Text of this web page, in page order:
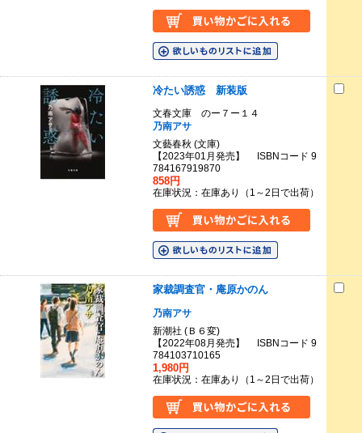
冷たい誘惑 新装版
文春文庫 のー７ー１４
乃南アサ
文藝春秋 (文庫)
【2023年01月発売】 ISBNコード 9
784167919870
858円
在庫状況：在庫あり（1～2日で出荷）
家裁調査官・庵原かのん
乃南アサ
新潮社 (Ｂ６変)
【2022年08月発売】 ISBNコード 9
784103710165
1,980円
在庫状況：在庫あり（1～2日で出荷）